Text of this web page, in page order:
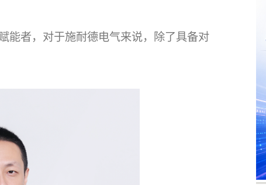
能者，对于施耐德电气来说，除了具备对